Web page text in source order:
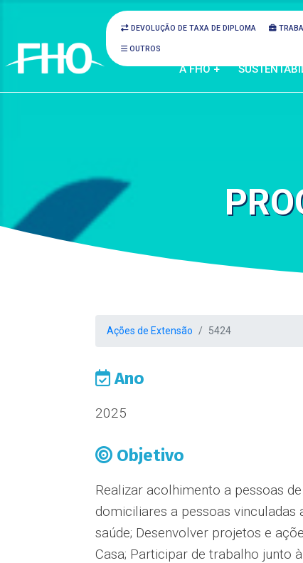
DEVOLUÇÃO DE TAXA DE DIPLOMA
OUTROS
A FHO +
Ações de Extensão 5424
Ano
2025
Objetivo
Realizar acolhimento a pessoas
domiciliares a pessoas
saúde; Desenvolver projetos e
Casa; Participar de trabalho junto